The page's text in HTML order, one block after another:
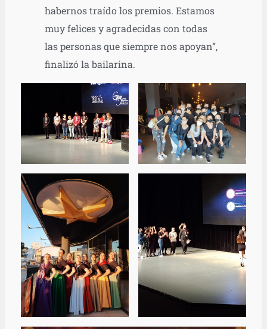
habernos traído los premios. Estamos
muy felices y agradecidas con todas
las personas que siempre nos apoyan”,
finalizó la bailarina.